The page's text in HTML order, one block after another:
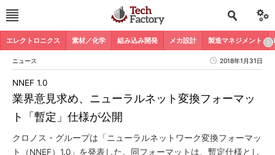
エレクトロニクス 素材／化学 組み込み開発 メカ設計 製造マネジメント
ニュース 2018年1月31日
業界意見求め、ニューラルネット変換フォーマッ
ト「暫定」仕様が公開
NNEF 1.0
クロノス・グループは「ニューラルネットワーク変換フォーマッ
ト（NNEF）1.0」を発表した。同フォーマットは、暫定仕様とし